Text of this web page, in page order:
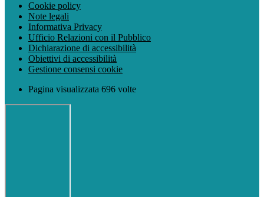
Cookie policy
Note legali
Informativa Privacy
Ufficio Relazioni con il Pubblico
Dichiarazione di accessibilità
Obiettivi di accessibilità
Gestione consensi cookie
Pagina visualizzata 696 volte